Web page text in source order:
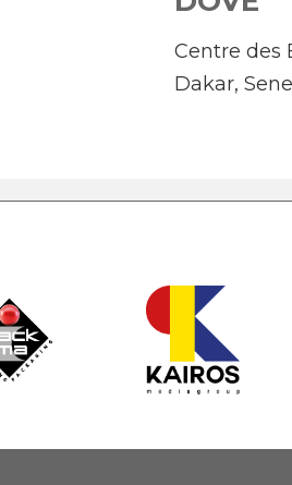
Centre des
Dakar,